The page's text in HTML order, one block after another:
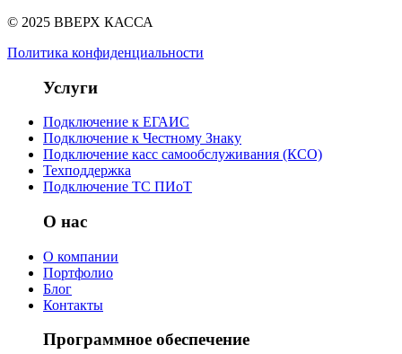
© 2025 ВВЕРХ КАССА
Политика конфиденциальности
Услуги
Подключение к ЕГАИС
Подключение к Честному Знаку
Подключение касс самообслуживания (КСО)
Техподдержка
Подключение ТС ПИоТ
О нас
О компании
Портфолио
Блог
Контакты
Программное обеспечение